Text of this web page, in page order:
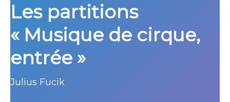
Les partitions
« Musique de cirque,
entrée »
Julius Fucik